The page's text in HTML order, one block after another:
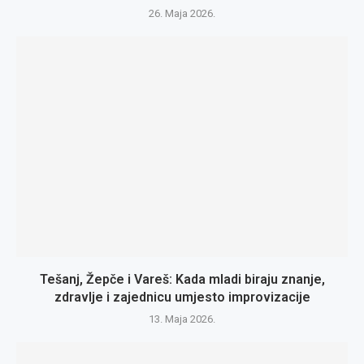
26. Maja 2026.
Tešanj, Žepče i Vareš: Kada mladi biraju znanje,
zdravlje i zajednicu umjesto improvizacije
13. Maja 2026.